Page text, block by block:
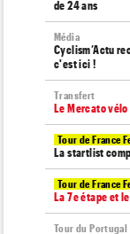
de 24 ans
Média
Cyclism’Actu
c'est ici !
Transfert
Le Mercato
Tour de France
La startlist
Tour de France
La 7e étape et
Tour du Portugal